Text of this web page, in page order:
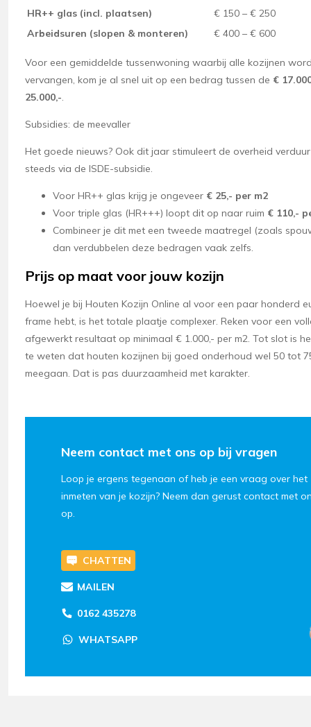
HR++ glas (incl. plaatsen)
€ 150 – € 250
Arbeidsuren (slopen & monteren)
€ 400 – € 600
Voor een gemiddelde tussenwoning waarbij alle kozijnen
vervangen, kom je al snel uit op een bedrag tussen de €
25.000,-.
Subsidies: de meevaller
Het goede nieuws? Ook dit jaar stimuleert de overheid
steeds via de ISDE-subsidie.
Voor HR++ glas krijg je ongeveer € 25,- per m2
Voor triple glas (HR+++) loopt dit op naar ruim € 110,-
Combineer je dit met een tweede maatregel (zoals
dan verdubbelen deze bedragen vaak zelfs.
Prijs op maat voor jouw kozijn
Hoewel je bij Houten Kozijn Online al voor een paar honderd
frame hebt, is het totale plaatje complexer. Reken voor een
afgewerkt resultaat op minimaal € 1.000,- per m2. Tot slot is
te weten dat houten kozijnen bij goed onderhoud wel 50 tot
meegaan. Dat is pas duurzaamheid met karakter.
Neem contact met ons op bij vragen
Loop je ergens tegenaan of heb je een vraag over het
inmeten van je kozijn? Neem dan gerust contact met
op.
CHATTEN
MAILEN
0162 435278
WHATSAPP